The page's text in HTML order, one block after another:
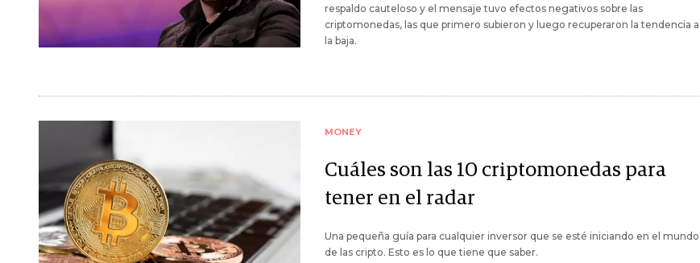
respaldo cauteloso y el mensaje tuvo efectos negativos sobre las
criptomonedas, las que primero subieron y luego recuperaron la tendencia a
la baja.
MONEY
Cuáles son las 10 criptomonedas para
tener en el radar
Una pequeña guía para cualquier inversor que se esté iniciando en el mundo
de las cripto. Esto es lo que tiene que saber.